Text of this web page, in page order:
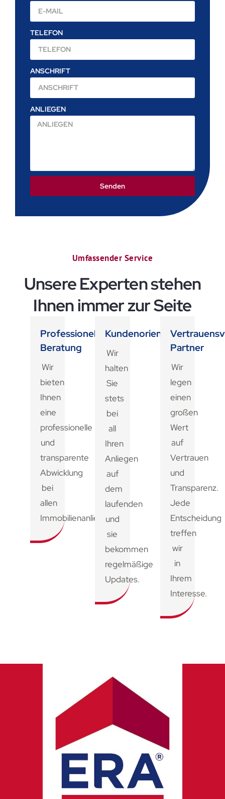
TELEFON
ANSCHRIFT
ANLIEGEN
Senden
Umfassender Service
Unsere Experten stehen
Ihnen immer zur Seite
Professionelle
Beratung
Wir
bieten
Ihnen
eine
professionelle
und
transparente
Abwicklung
bei
allen
Immobilienanliegen.
Kundenorientiert
Wir
halten
Sie
stets
bei
all
Ihren
Anliegen
auf
dem
laufenden
und
sie
bekommen
regelmäßige
Updates.
Partner
Wir
legen
einen
großen
Wert
auf
Vertrauen
und
Transparenz.
Jede
Entscheidung
treffen
wir
in
Ihrem
Interesse.